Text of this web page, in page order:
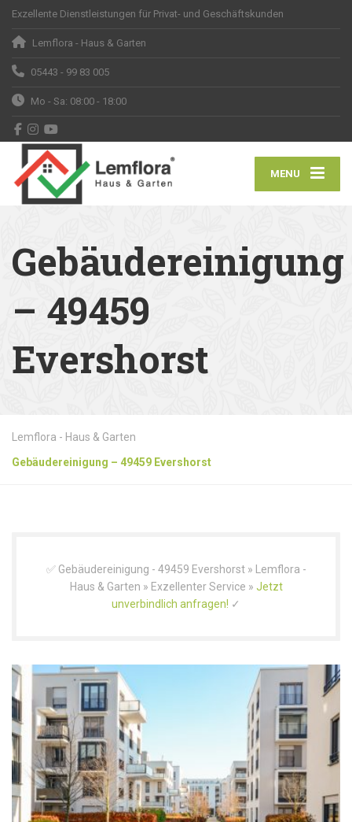
Exzellente Dienstleistungen für Privat- und Geschäftskunden
Lemflora - Haus & Garten
05443 - 99 83 005
Mo - Sa: 08:00 - 18:00
MENU
Gebäudereinigung
– 49459
Evershorst
Lemflora - Haus & Garten
Gebäudereinigung – 49459 Evershorst
✅ Gebäudereinigung - 49459 Evershorst » Lemflora -
Haus & Garten » Exzellenter Service » Jetzt
unverbindlich anfragen! ✓